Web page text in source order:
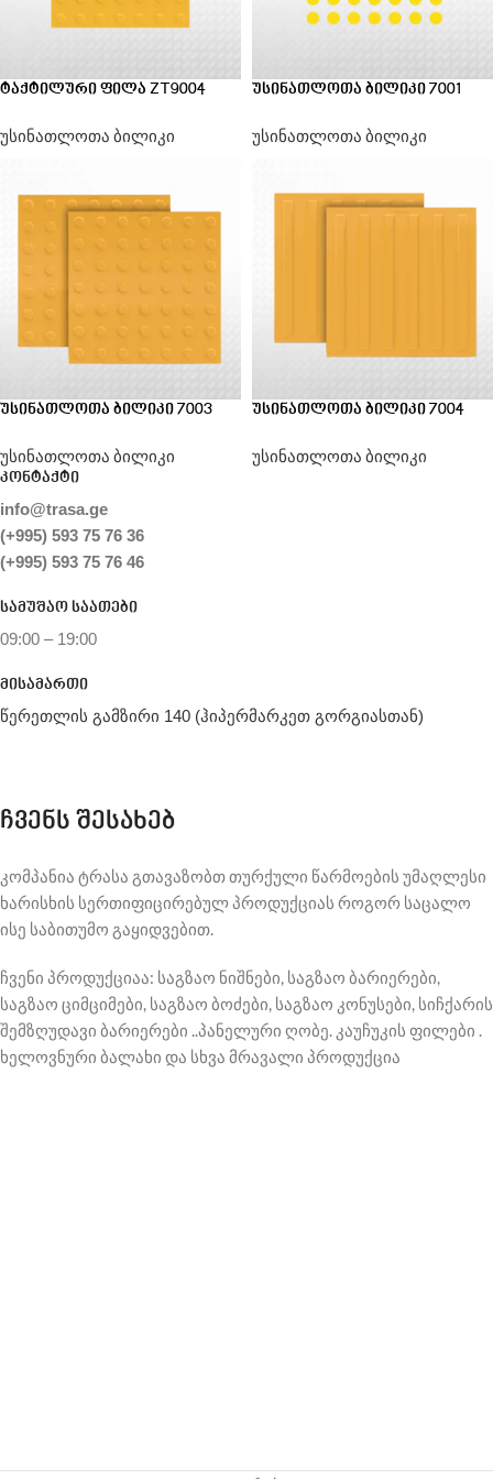
ტაქტილური ფილა ZT9004
უსინათლოთა ბილიკი
უსინათლოთა ბილიკი 7001
უსინათლოთა ბილიკი
უსინათლოთა ბილიკი 7003
უსინათლოთა ბილიკი
უსინათლოთა ბილიკი 7004
უსინათლოთა ბილიკი
კონტაქტი
info@trasa.ge
(+995) 593 75 76 36
(+995) 593 75 76 46
სამუშაო საათები
09:00 – 19:00
მისამართი
წერეთლის გამზირი 140 (ჰიპერმარკეთ გორგიასთან)
ჩვენს შესახებ
კომპანია ტრასა გთავაზობთ თურქული წარმოების უმაღლესი
ხარისხის სერთიფიცირებულ პროდუქციას როგორ საცალო
ისე საბითუმო გაყიდვებით.
ჩვენი პროდუქციაა: საგზაო ნიშნები, საგზაო ბარიერები,
საგზაო ციმციმები, საგზაო ბოძები, საგზაო კონუსები, სიჩქარის
შემზღუდავი ბარიერები ..პანელური ღობე. კაუჩუკის ფილები .
ხელოვნური ბალახი და სხვა მრავალი პროდუქცია